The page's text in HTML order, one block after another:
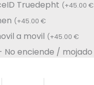
Truedepht (+45.00 €
(+45.00 €
a movil (+45.00 €
enciende / mojado